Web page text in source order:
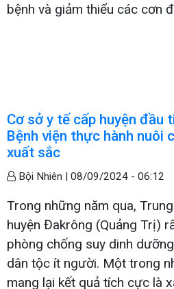
bệnh và giảm thiểu các cơn
Cơ sở y tế cấp huyện đầu
Bệnh viện thực hành nuôi
xuất sắc
Bội Nhiên | 08/09/2024 - 06:12
Trong những năm qua,
huyện Đakrông (Quảng Trị)
phòng chống suy dinh
dân tộc ít người. Một trong
mang lại kết quả tích cực là